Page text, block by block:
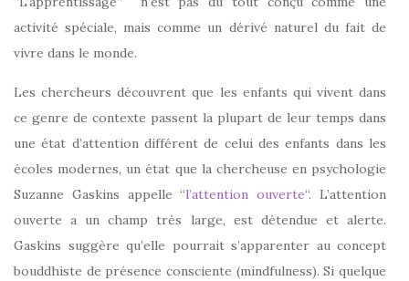
activité spéciale, mais comme un dérivé naturel du fait de
vivre dans le monde.
Les chercheurs découvrent que les enfants qui vivent dans
ce genre de contexte passent la plupart de leur temps dans
une état d’attention différent de celui des enfants dans les
écoles modernes, un état que la chercheuse en psychologie
Suzanne Gaskins appelle “l’attention ouverte“. L’attention
ouverte a un champ très large, est détendue et alerte.
Gaskins suggère qu’elle pourrait s’apparenter au concept
bouddhiste de présence consciente (mindfulness). Si quelque